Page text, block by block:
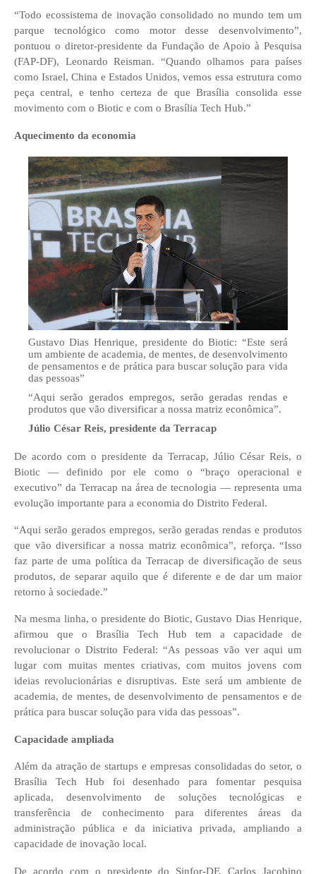
“Todo ecossistema de inovação consolidado no mundo tem um
parque tecnológico como motor desse desenvolvimento”,
pontuou o diretor-presidente da Fundação de Apoio à Pesquisa
(FAP-DF), Leonardo Reisman. “Quando olhamos para países
como Israel, China e Estados Unidos, vemos essa estrutura como
peça central, e tenho certeza de que Brasília consolida esse
movimento com o Biotic e com o Brasília Tech Hub.”
Aquecimento da economia
Gustavo Dias Henrique, presidente do Biotic: “Este será
um ambiente de academia, de mentes, de desenvolvimento
de pensamentos e de prática para buscar solução para vida
das pessoas”
“Aqui serão gerados empregos, serão geradas rendas e
produtos que vão diversificar a nossa matriz econômica”.
Júlio César Reis, presidente da Terracap
De acordo com o presidente da Terracap, Júlio César Reis, o
Biotic — definido por ele como o “braço operacional e
executivo” da Terracap na área de tecnologia — representa uma
evolução importante para a economia do Distrito Federal.
“Aqui serão gerados empregos, serão geradas rendas e produtos
que vão diversificar a nossa matriz econômica”, reforça. “Isso
faz parte de uma política da Terracap de diversificação de seus
produtos, de separar aquilo que é diferente e de dar um maior
retorno à sociedade.”
Na mesma linha, o presidente do Biotic, Gustavo Dias Henrique,
afirmou que o Brasília Tech Hub tem a capacidade de
revolucionar o Distrito Federal: “As pessoas vão ver aqui um
lugar com muitas mentes criativas, com muitos jovens com
ideias revolucionárias e disruptivas. Este será um ambiente de
academia, de mentes, de desenvolvimento de pensamentos e de
prática para buscar solução para vida das pessoas”.
Capacidade ampliada
Além da atração de startups e empresas consolidadas do setor, o
Brasília Tech Hub foi desenhado para fomentar pesquisa
aplicada, desenvolvimento de soluções tecnológicas e
transferência de conhecimento para diferentes áreas da
administração pública e da iniciativa privada, ampliando a
capacidade de inovação local.
De acordo com o presidente do Sinfor-DF, Carlos Jacobino